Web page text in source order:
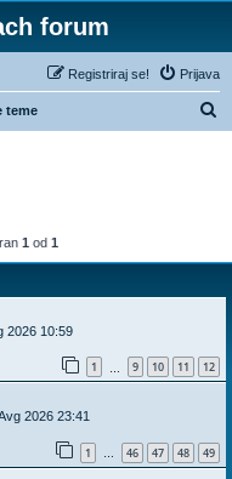
forum
Prijava
Registriraj se!
teme
1 od 1
2026 10:59
1 9 10 11 12
2026 23:41
1 … 46 47 48 49